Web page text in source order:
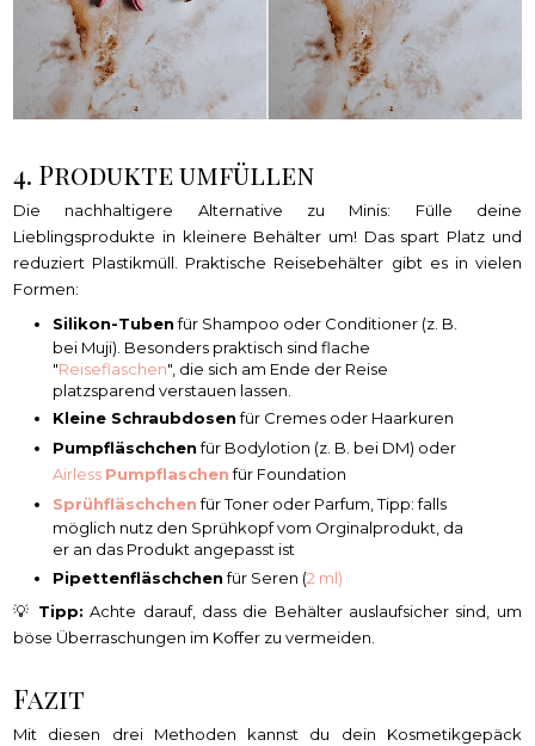
4. Produkte umfüllen
Die nachhaltigere Alternative zu Minis: Fülle deine
Lieblingsprodukte in kleinere Behälter um! Das spart Platz und
reduziert Plastikmüll. Praktische Reisebehälter gibt es in vielen
Formen:
Silikon-Tubenfür Shampoo oder Conditioner (z. B.
bei Muji). Besonders praktisch sind flache
"Reiseflaschen", die sich am Ende der Reise
platzsparend verstauen lassen.
Kleine Schraubdosenfür Cremes oder Haarkuren
Pumpfläschchenfür Bodylotion (z. B. bei DM) oder
Airless Pumpflaschenfür Foundation
Sprühfläschchenfür Toner oder Parfum, Tipp: falls
möglich nutz den Sprühkopf vom Orginalprodukt, da
er an das Produkt angepasst ist
Pipettenfläschchenfür Seren (2 ml)
💡 Tipp: Achte darauf, dass die Behälter auslaufsicher sind, um
böse Überraschungen im Koffer zu vermeiden.
Fazit
Mit diesen drei Methoden kannst du dein Kosmetikgepäck